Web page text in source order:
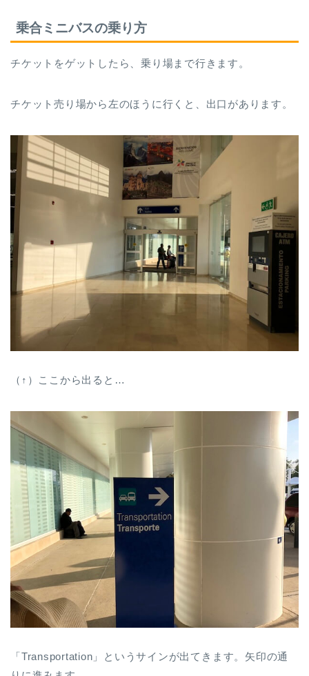
乗合ミニバスの乗り方
チケットをゲットしたら、乗り場まで行きます。
チケット売り場から左のほうに行くと、出口があります。
（↑）ここから出ると…
「Transportation」というサインが出てきます。矢印の通